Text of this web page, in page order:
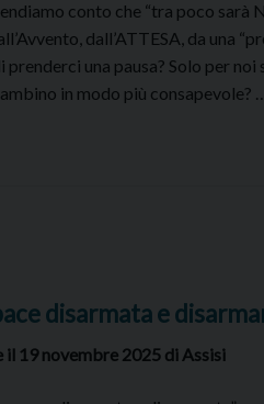
conto che “tra poco sarà
dall’ATTESA, da una
una pausa? Solo per noi
in modo più consapevole? …
disarmata e
il 19 novembre 2025 di Assisi